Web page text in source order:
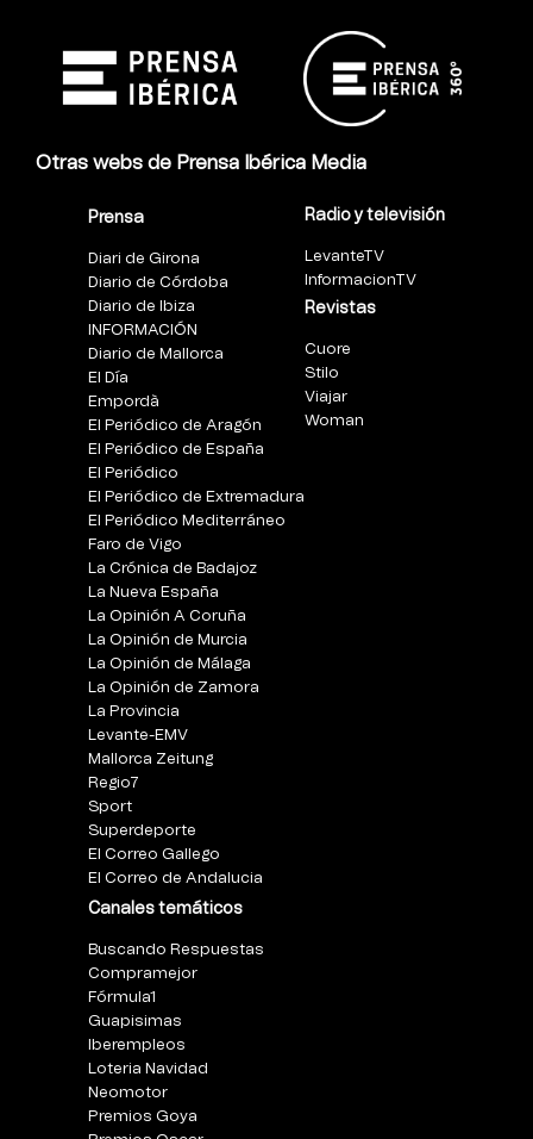
Otras webs de Prensa Ibérica Media
Prensa
Diari de Girona
Diario de Córdoba
Diario de Ibiza
INFORMACIÓN
Diario de Mallorca
El Día
Empordà
El Periódico de Aragón
El Periódico de España
El Periódico
El Periódico de Extremadura
El Periódico Mediterráneo
Faro de Vigo
La Crónica de Badajoz
La Nueva España
La Opinión A Coruña
La Opinión de Murcia
La Opinión de Málaga
La Opinión de Zamora
La Provincia
Levante-EMV
Mallorca Zeitung
Regio7
Sport
Superdeporte
El Correo Gallego
El Correo de Andalucia
Canales temáticos
Buscando Respuestas
Compramejor
Fórmula1
Guapisimas
Iberempleos
Loteria Navidad
Neomotor
Premios Goya
Radio y televisión
LevanteTV
InformacionTV
Revistas
Cuore
Stilo
Viajar
Woman